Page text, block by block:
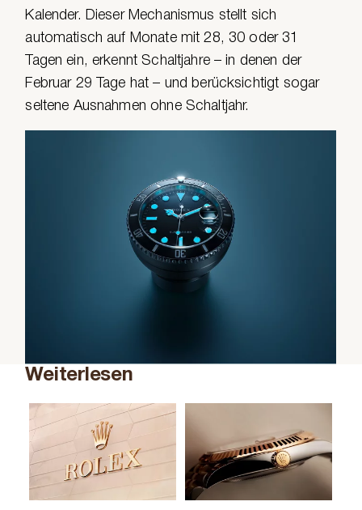
Kalender. Dieser Mechanismus stellt sich
automatisch auf Monate mit 28, 30 oder 31
Tagen ein, erkennt Schaltjahre – in denen der
Februar 29 Tage hat – und berücksichtigt sogar
seltene Ausnahmen ohne Schaltjahr.
Weiterlesen